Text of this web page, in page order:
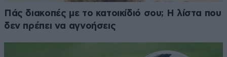
Πάς διακοπές με το κατοικίδιό σου; Η λίστα που
δεν πρέπει να αγνοήσεις